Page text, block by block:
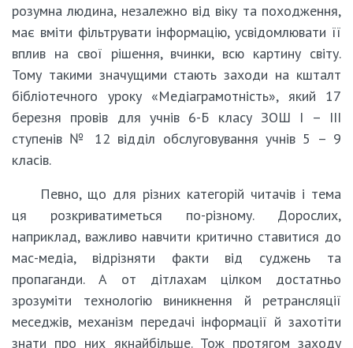
розумна людина, незалежно від віку та походження,
має вміти фільтрувати інформацію, усвідомлювати її
вплив на свої рішення, вчинки, всю картину світу.
Тому такими значущими стають заходи на кшталт
бібліотечного уроку «Медіаграмотність», який 17
березня провів для учнів 6-Б класу ЗОШ І – ІІІ
ступенів № 12 відділ обслуговування учнів 5 – 9
класів.
Певно, що для різних категорій читачів і тема
ця розкриватиметься по-різному. Дорослих,
наприклад, важливо навчити критично ставитися до
мас-медіа, відрізняти факти від суджень та
пропаганди. А от дітлахам цілком достатньо
зрозуміти технологію виникнення й ретрансляції
меседжів, механізм передачі інформації й захотіти
знати про них якнайбільше. Тож протягом заходу